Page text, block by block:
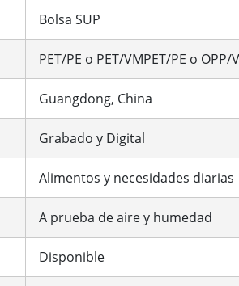
Bolsa SUP
PET/PE o PET/VMPET/PE o
Guangdong, China
Grabado y Digital
Alimentos y necesidades diarias
A prueba de aire y humedad
Disponible